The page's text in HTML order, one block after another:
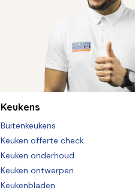
Keukens
Buitenkeukens
Keuken offerte check
Keuken onderhoud
Keuken ontwerpen
Keukenbladen